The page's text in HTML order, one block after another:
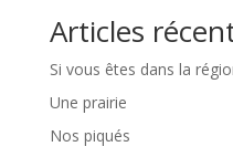
Articles
Si vous êtes dans la
Une prairie
Nos piqués